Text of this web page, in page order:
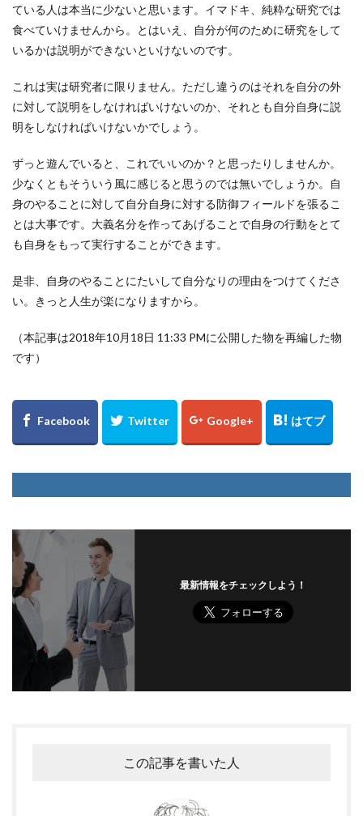
ている人は本当に少ないと思います。イマドキ、純粋な研究では
食べていけませんから。とはいえ、自分が何のために研究をして
いるかは説明ができないといけないのです。
これは実は研究者に限りません。ただし違うのはそれを自分の外
に対して説明をしなければいけないのか、それとも自分自身に説
明をしなければいけないかでしょう。
ずっと遊んでいると、これでいいのか？と思ったりしませんか。
少なくともそういう風に感じると思うのでは無いでしょうか。自
身のやることに対して自分自身に対する防御フィールドを張るこ
とは大事です。大義名分を作ってあげることで自身の行動をとて
も自身をもって実行することができます。
是非、自身のやることにたいして自分なりの理由をつけてくださ
い。きっと人生が楽になりますから。
（本記事は2018年10月18日 11:33 PMに公開した物を再編した物
です）
最新情報をチェックしよう！
この記事を書いた人